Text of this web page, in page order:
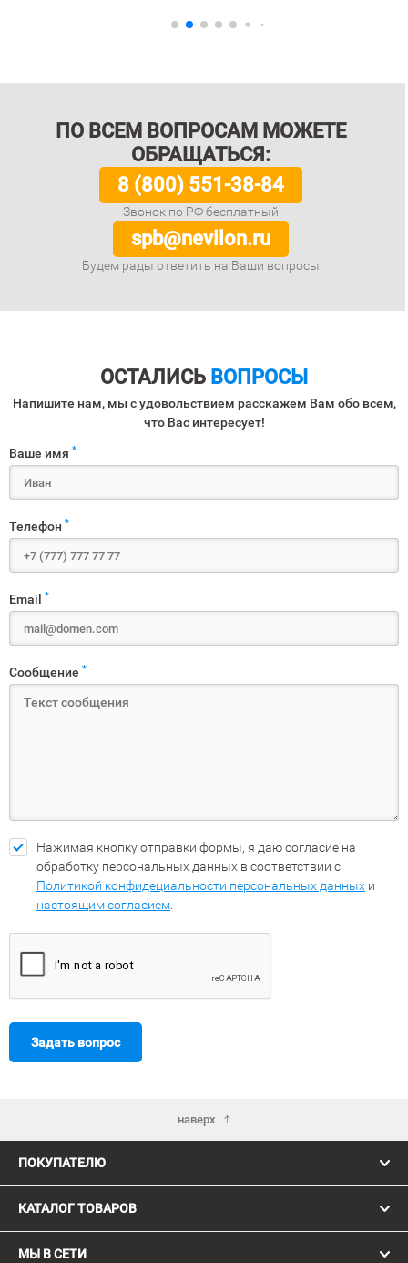
ПО ВСЕМ ВОПРОСАМ МОЖЕТЕ
ОБРАЩАТЬСЯ:
8 (800) 551-38-84
Звонок по РФ бесплатный
spb@nevilon.ru
Будем рады ответить на Ваши вопросы
ОСТАЛИСЬ ВОПРОСЫ
Напишите нам, мы с удовольствием расскажем Вам обо всем,
что Вас интересует!
Ваше имя *
Телефон *
Email *
Сообщение *
Нажимая кнопку отправки формы, я даю согласие на
обработку персональных данных в соответствии с
Политикой конфидециальности персональных данных и
настоящим согласием
Задать вопрос
наверх
ПОКУПАТЕЛЮ
КАТАЛОГ ТОВАРОВ
МЫ В СЕТИ